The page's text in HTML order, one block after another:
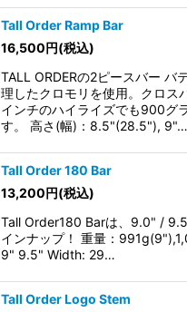
Tall Order Ramp Bar
16,500円(税込)
TALL ORDERの2ピースバー バ
理したクロモリを使用。クロス
インチのハイライズでも900グ
す。 高さ(幅)：8.5"(28.5"), 9"…
Tall Order 180 Bar
13,200円(税込)
Tall Order180 Barは、9.0" /
インナップ！ 重量：
9" 9.5" Width: 29…
Tall Order Logo Stem